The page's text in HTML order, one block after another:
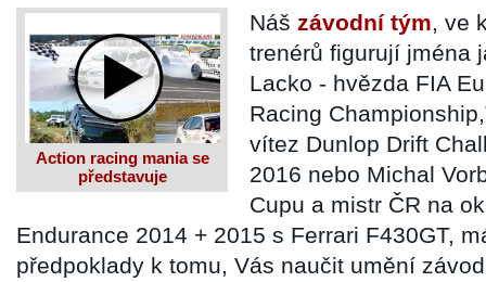
Action racing mania se
představuje
Náš závodní tým, ve
trenérů figurují jména
Lacko - hvězda FIA
Racing
vítez Dunlop Drift
2016 nebo Michal
Cupu a mistr ČR na
Endurance 2014 + 2015 s Ferrari F430GT,
předpoklady k tomu, Vás naučit umění